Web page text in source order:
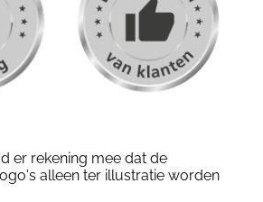
er rekening mee dat de
alleen ter illustratie worden